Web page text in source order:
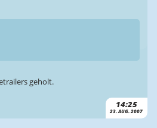
14:25
23. AUG. 2007
geholt.